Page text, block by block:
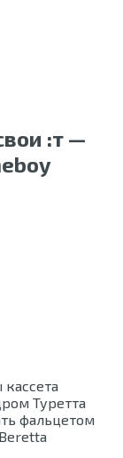
:т —
Туретта
фальцетом